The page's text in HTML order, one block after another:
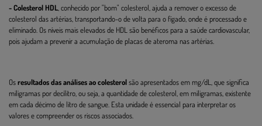
- Colesterol HDL , conhecido por "bom" colesterol, ajuda a remover o excesso de
colesterol das artérias, transportando-o de volta para o fígado, onde é processado e
eliminado. Os níveis mais elevados de HDL são benéficos para a saúde cardiovascular,
pois ajudam a prevenir a acumulação de placas de ateroma nas artérias.
Osresultados das análises ao colesterolsão apresentados em mg/dL, que significa
miligramas por decilitro, ou seja, a quantidade de colesterol, em miligramas, existente
em cada décimo de litro de sangue. Esta unidade é essencial para interpretar os
valores e compreender os riscos associados.